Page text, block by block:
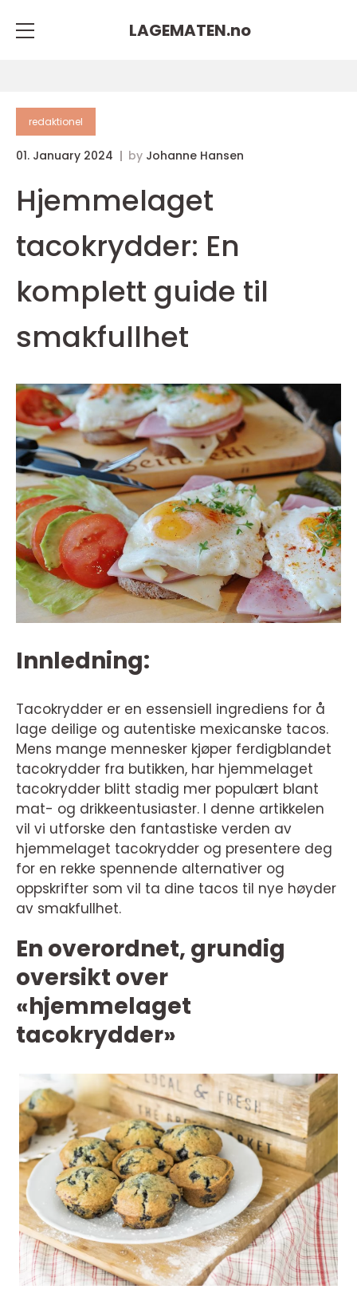
LAGEMATEN.no
redaktionel
01. January 2024 by Johanne Hansen
Hjemmelaget
tacokrydder: En
komplett guide til
smakfullhet
Innledning:
Tacokrydder er en essensiell ingrediens for å
lage deilige og autentiske mexicanske tacos.
Mens mange mennesker kjøper ferdigblandet
tacokrydder fra butikken, har hjemmelaget
tacokrydder blitt stadig mer populært blant
mat- og drikkeentusiaster. I denne artikkelen
vil vi utforske den fantastiske verden av
hjemmelaget tacokrydder og presentere deg
for en rekke spennende alternativer og
oppskrifter som vil ta dine tacos til nye høyder
av smakfullhet.
En overordnet, grundig
oversikt over
«hjemmelaget
tacokrydder»